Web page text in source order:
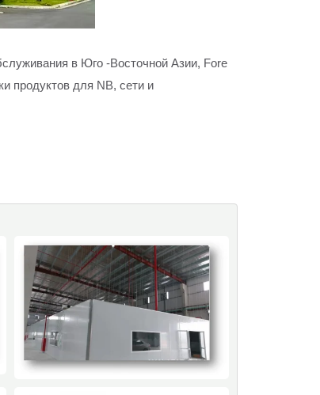
в Юго -Восточной Азии, Fore
продуктов для NB, сети и